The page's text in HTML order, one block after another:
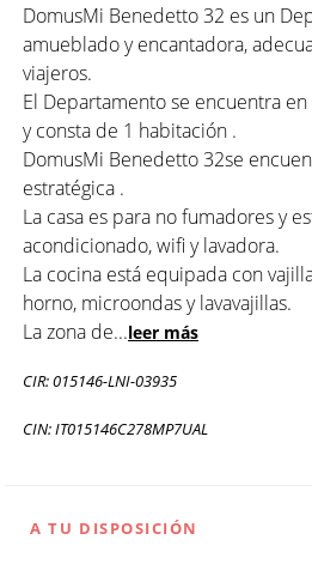
DomusMi Benedetto 32 es un
amueblado y encantadora,
viajeros.
El Departamento se encuentra
y consta de 1 habitación .
DomusMi Benedetto 32se
estratégica .
La casa es para no fumadores y
acondicionado, wifi y lavadora.
La cocina está equipada con
horno, microondas y lavavajillas.
La zona de...leer más
CIR: 015146-LNI-03935
CIN: IT015146C278MP7UAL
A TU DISPOSICIÓN